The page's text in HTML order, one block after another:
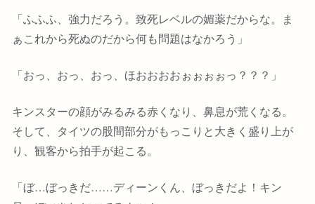
「ふふふ、強力だろう。致死レベルの媚薬だからな。ま
ぁこれから死ぬのだから何も問題はなかろう」
「おっ、おっ、おっ、ほおおおおぉぉぉぉっ？？？」
キンスターの顔がみるみる赤くなり、鼻息が荒くなる。
そして、タイツの股間部分がもっこりと大きく盛り上が
り、観客から拍手が起こる。
「ぼ…ぼっきだ……ディーンくん、ぼっきだよ！キン